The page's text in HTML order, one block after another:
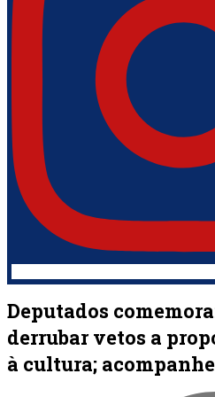
Deputados
derrubar vetos a
à cultura; acompanhe